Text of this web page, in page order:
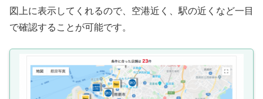
図上に表示してくれるので、空港近く、駅の近くなど一目
で確認することが可能です。